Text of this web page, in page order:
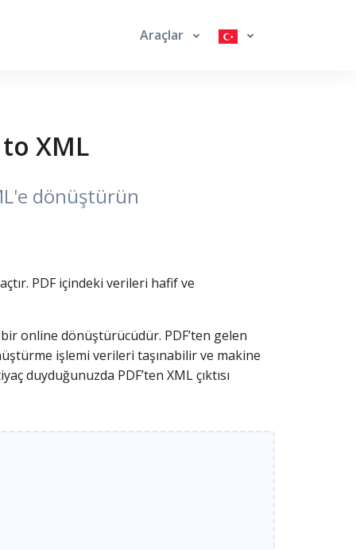
Araçlar
XML
dönüştürün
PDF içindeki verileri hafif ve
online dönüştürücüdür. PDF’ten gelen
işlemi verileri taşınabilir ve makine
duyduğunuzda PDF’ten XML çıktısı